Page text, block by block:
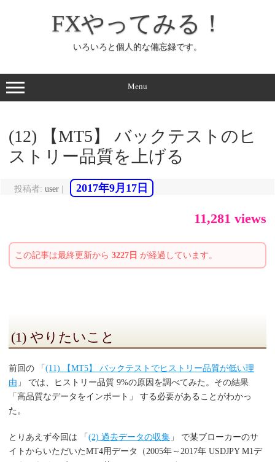
ッ
プ
FXやってみる！
いろいろと個人的な備忘録です。
Menu
(12) 【MT5】 バックテストのヒ
ストリー品質を上げる
投稿者: user 2017年9月17日
11,281 views
この記事は最終更新から 3227日 が経過しています。
(1) やりたいこと
前回の 「 (11) 【MT5】 バックテストでヒストリー品質が低い理
由 」 では、ヒストリー品質 9%の原因を調べてみた。その結果
「高品質なデータをインポート」 する必要があることがわかっ
た。
とりあえず今回は 「 (2) 過去データの収集 」 で某ブローカーのサ
イトからいただいたMT4用データ（2005年～2017年 USDJPY M1デ